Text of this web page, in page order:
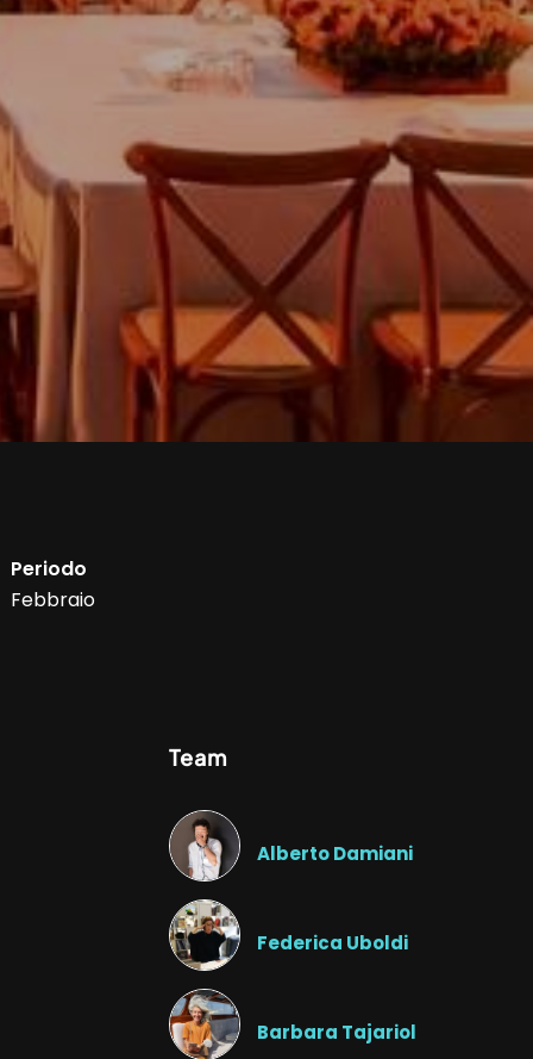
Periodo
Febbraio
Team
Alberto Damiani
Federica Uboldi
Barbara Tajariol